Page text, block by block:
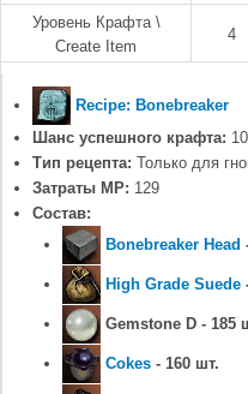
Уровень Крафта \
Create Item
4
Recipe: Bonebreaker
Шанс успешного крафта:
Тип рецепта: Только для
Затраты MP: 129
Состав:
Bonebreaker Head
High Grade Suede
Gemstone D - 185
Cokes - 160 шт.